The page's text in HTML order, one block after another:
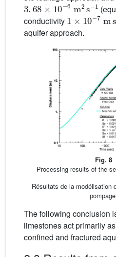
conductivity
×10- 7ms-
aquifer approach.
Fig. 8
Processing results of the
Résultats de la modélisation
The following conclusion
limestones act primarily
confined and fractured